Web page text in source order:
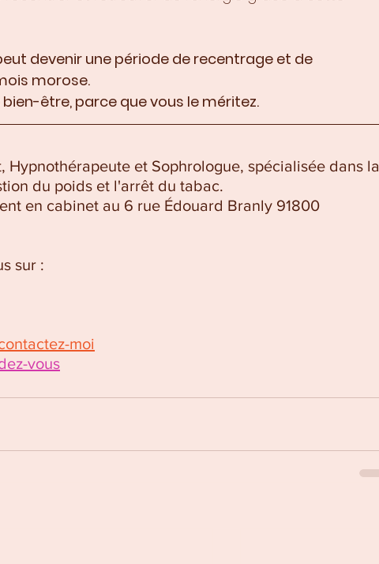
devenir une période de recentrage et de
morose.
être, parce que vous le méritez.
Hypnothérapeute et Sophrologue, spécialisée dans la
du poids et l'arrêt du tabac.
en cabinet au 6 rue Édouard Branly 91800
sur :
moi
vous